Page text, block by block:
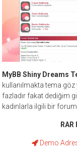
MyBB Shiny Dreams
kullanılmakta tema göz
fazladır fakat dediğim
kadınlarla ilgili bir
RAR
Demo